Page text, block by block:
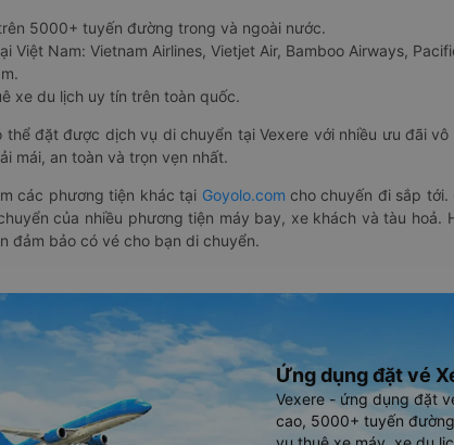
5000+ tuyến đường trong và ngoài nước.
Việt Nam: Vietnam Airlines, Vietjet Air, Bamboo Airways,
xe du lịch uy tín trên toàn quốc.
đặt được dịch vụ di chuyển tại Vexere với nhiều ưu đãi
mái, an toàn và trọn vẹn nhất.
các phương tiện khác tại Goyolo.com cho chuyến đi sắp
của nhiều phương tiện máy bay, xe khách và tàu
đảm bảo có vé cho bạn di chuyển.
Ứng dụng đặt vé
Vexere - ứng dụng đặt
cao, 5000+ tuyến